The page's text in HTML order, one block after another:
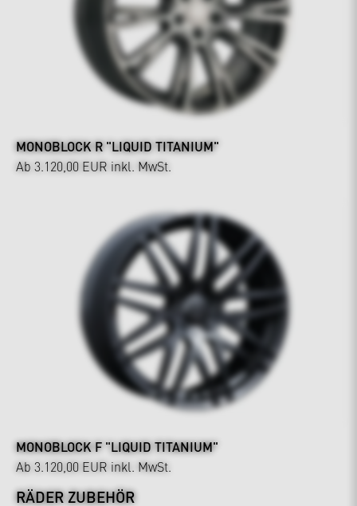
MONOBLOCK R "LIQUID TITANIUM"
Ab 3.120,00 EUR inkl. MwSt.
MONOBLOCK F "LIQUID TITANIUM"
Ab 3.120,00 EUR inkl. MwSt.
RÄDER ZUBEHÖR